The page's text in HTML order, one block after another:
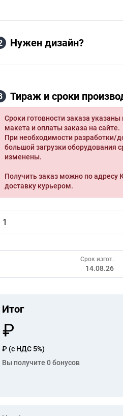
Нужен дизайн?
Тираж и сроки
Сроки готовности заказа указаны
макета и оплаты заказа на сайте.
При необходимости разработки/
большой загрузки оборудования
изменены.
Получить заказ можно по адресу
доставку курьером.
Срок изгот.
14.08.26
Итог
₽ (с НДС 5%)
Вы получите 0бонусов